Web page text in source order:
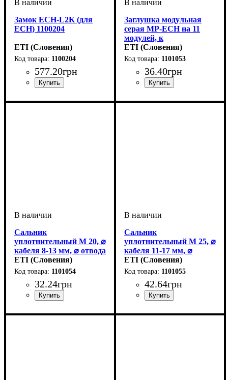
Замок ECH-L2K (для
ECH) 1100204
ETI (Словения)
1100204
577.20грн
Заглушка модульная
серая MP-ECH на 11
модулей, к
распределительным
щитам ЕСН-IP65
1101053
ETI (Словения)
1101053
36.40грн
Сальник
уплотнительный M 20, ⌀
кабеля 8-13 мм, ⌀ отвода
20,5 мм. 1101054
ETI (Словения)
1101054
32.24грн
Сальник
уплотнительный M 25, ⌀
кабеля 11-17 мм, ⌀
отвода 25,5 мм. 1101055
ETI (Словения)
1101055
42.64грн